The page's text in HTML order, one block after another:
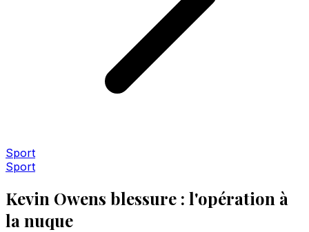
Sport
Sport
Kevin Owens blessure : l'opération à
la nuque